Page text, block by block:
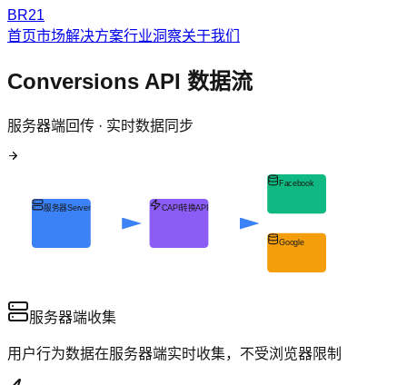
BR21
首页市场解决方案行业洞察关于我们
Conversions API 数据流
服务器端回传 · 实时数据同步
服务器Server CAPI转换API
Facebook
Google
服务器端收集
用户行为数据在服务器端实时收集，不受浏览器限制